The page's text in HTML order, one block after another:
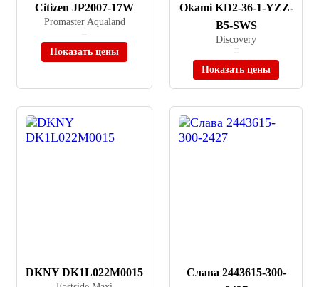
Citizen JP2007-17W
Promaster Aqualand
Показать цены
Okami KD2-36-1-YZZ-
B5-SWS
Discovery
Показать цены
DKNY DK1L022M0015
Слава 2443615-300-